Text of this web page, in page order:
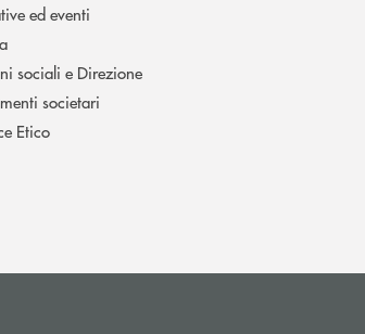
ed eventi
sociali e Direzione
societari
Etico